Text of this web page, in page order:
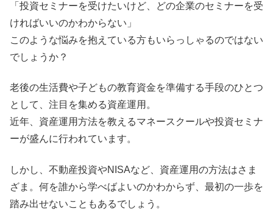
「投資セミナーを受けたいけど、どの企業のセミナーを受
ければいいのかわからない」
このような悩みを抱えている方もいらっしゃるのではない
でしょうか？
老後の生活費や子どもの教育資金を準備する手段のひとつ
として、注目を集める資産運用。
近年、資産運用方法を教えるマネースクールや投資セミナ
ーが盛んに行われています。
しかし、不動産投資やNISAなど、資産運用の方法はさま
ざま。何を誰から学べばよいのかわからず、最初の一歩を
踏み出せないこともあるでしょう。